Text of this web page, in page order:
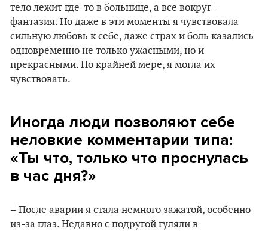
тело лежит где-то в больнице, а все вокруг –
фантазия. Но даже в эти моменты я чувствовала
сильную любовь к себе, даже страх и боль казались
одновременно не только ужасными, но и
прекрасными. По крайней мере, я могла их
чувствовать.
Иногда люди позволяют себе
неловкие комментарии типа:
«Ты что, только что проснулась
в час дня?»
– После аварии я стала немного зажатой, особенно
из-за глаз. Недавно с подругой гуляли в